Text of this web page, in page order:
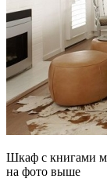
Шкаф с книгами
на фото выше